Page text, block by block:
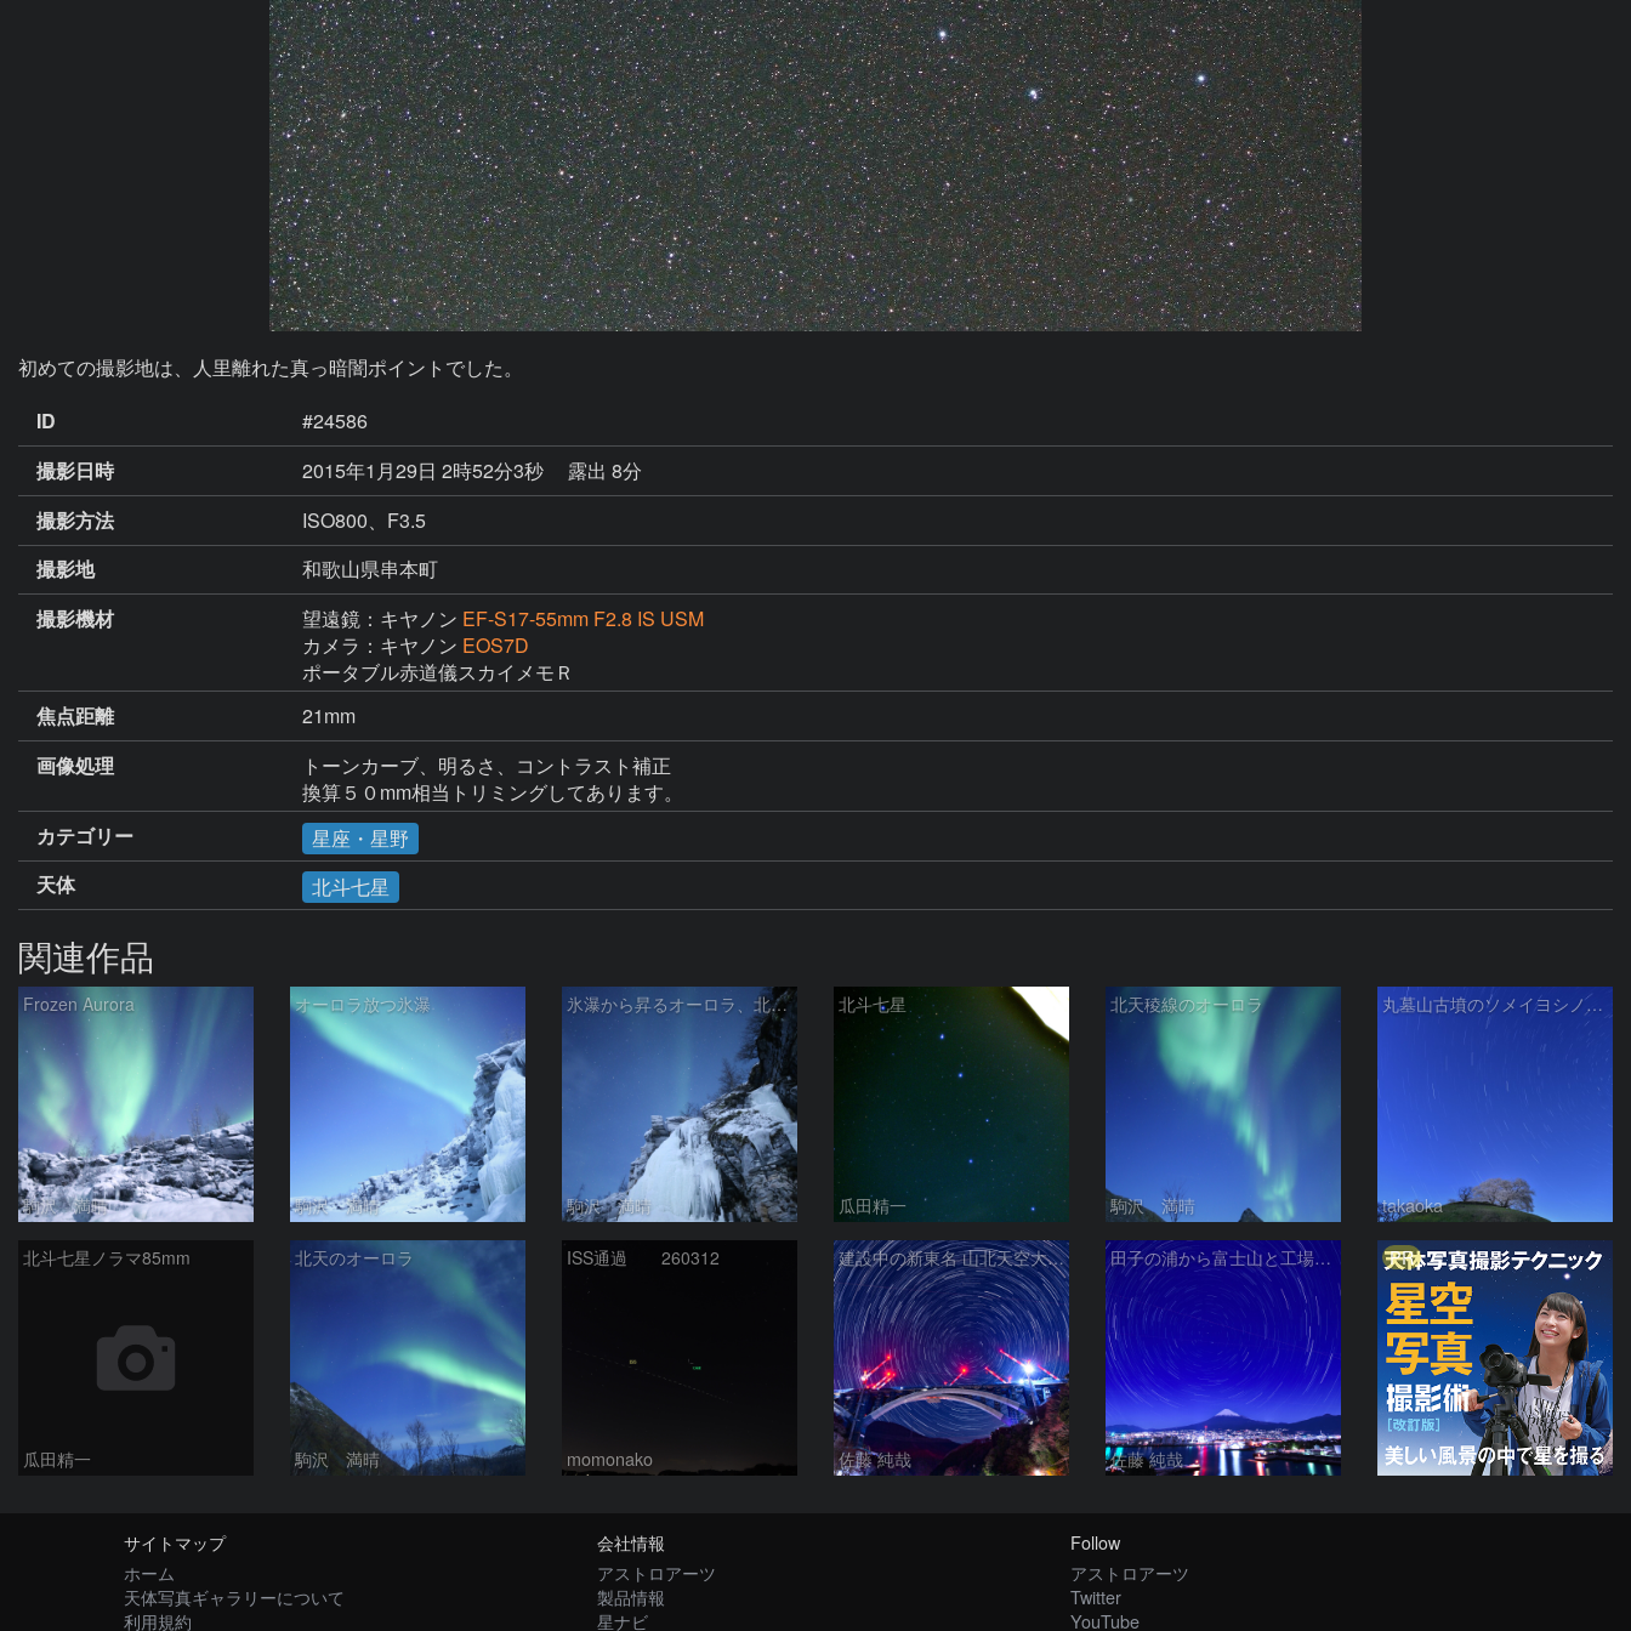
初めての撮影地は、人里離れた真っ暗闇ポイントでした。
ID
#24586
撮影日時
2015年1月29日 2時52分3秒
露出 8分
撮影方法
ISO800、F3.5
撮影地
和歌山県串本町
撮影機材
望遠鏡：キヤノン EF-S17-55mm F2.8 IS USM
カメラ：キヤノン EOS7D
ポータブル赤道儀スカイメモＲ
焦点距離
21mm
画像処理
トーンカーブ、明るさ、コントラスト補正
換算５０mm相当トリミングしてあります。
カテゴリー
星座・星野
天体
北斗七星
関連作品
Frozen Aurora
駒沢 満晴
オーロラ放つ氷瀑
駒沢 満晴
氷瀑から昇るオーロラ、北斗七星
駒沢 満晴
北斗七星
瓜田精一
北天稜線のオーロラ
駒沢 満晴
丸墓山古墳のソメイヨシノと北斗七星
takaoka
北斗七星ノラマ85mm
瓜田精一
北天のオーロラ
駒沢 満晴
ISS通過 260312
momonako
建設中の新東名 山北天空大橋と北天の日周運動
佐藤 純哉
田子の浦から富士山と工場夜景と北天の日周運動 静岡県富士市
佐藤 純哉
PR
サイトマップ
ホーム
天体写真ギャラリーについて
利用規約
会社情報
アストロアーツ
製品情報
星ナビ
Follow
アストロアーツ
Twitter
YouTube